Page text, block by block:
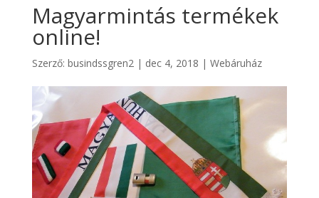
Magyarmintás termékek
online!
Szerző: busindssgren2| dec 4, 2018 | Webáruház